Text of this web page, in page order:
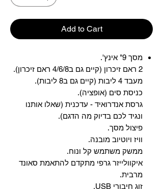
Add to Cart
מסך 9" אינץ'.
2 ראם זיכרון (קיים גם ב4/6/8 ראם זיכרון).
מעבד 4 ליבות (קיים גם ב8 ליבות).
כניסת סים (אופציה).
גרסת אנדרואיד - עדכנית (שאלו אותנו
ונגיד לכם בדיוק מה הדגם).
פיצול מסך.
וויז ויוטיוב מובנה.
ממשק משתמש קל ונוח.
איקוולייזר גרפי מתקדם להתאמת סאונד
מרבית.
זוג חיבורי USB.